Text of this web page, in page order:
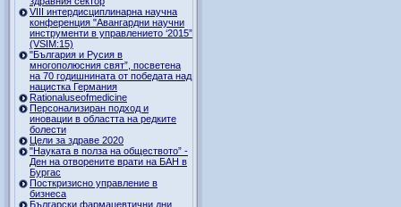
VIII интердисциплинарна научна
конференция "Авангардни научни
инструменти в управлението ‘2015”
(VSIM:15)
"България и Русия в
многополюсния свят”, посветена
на 70 годишнината от победата над
нацистка Германия
Rationaluseofmedicine
Персонализиран подход и
иновации в областта на редките
болести
Цели за здраве 2020
"Науката в полза на обществото” -
Ден на отворените врати на БАН в
Бургас
Посткризисно управление в
бизнеса
Български фармацевтични дни